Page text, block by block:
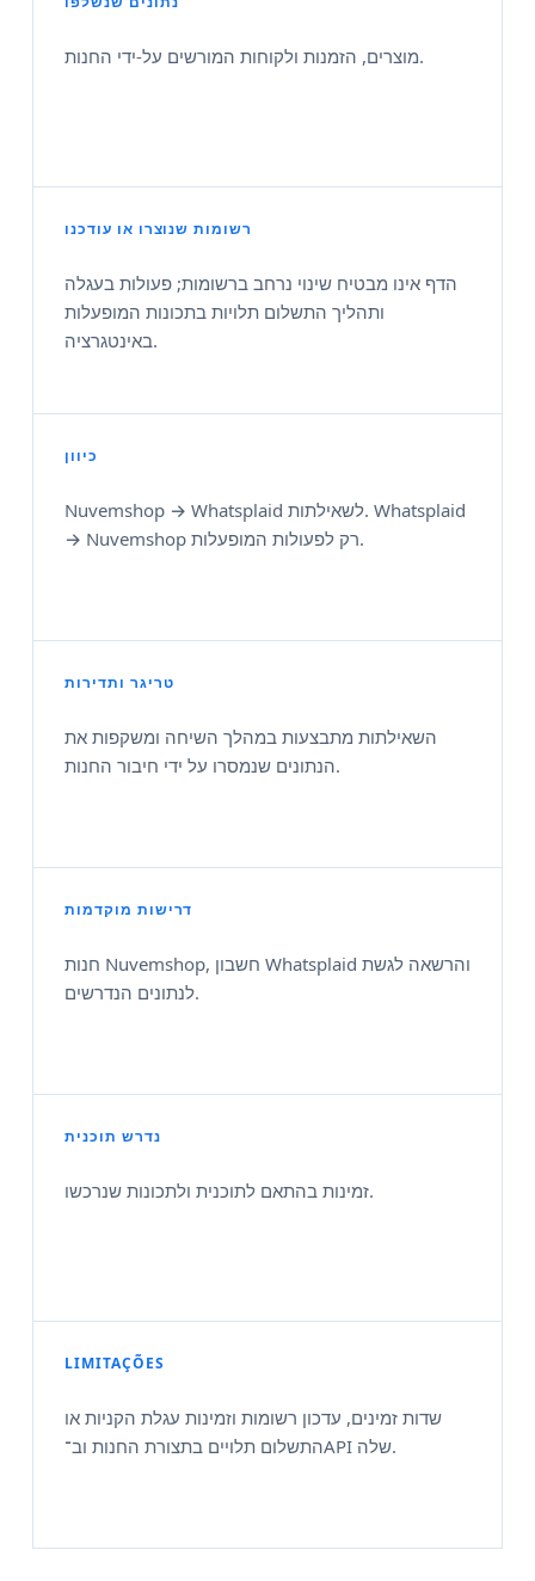
מוצרים, הזמנות ולקוחות המורשים על‑ידי החנות.
רשומות שנוצרו או עודכנו
הדף אינו מבטיח שינוי נרחב ברשומות; פעולות בעגלה
ותהליך התשלום תלויות בתכונות המופעלות
באינטגרציה.
כיוון
Nuvemshop → Whatsplaid לשאילתות. Whatsplaid
→ Nuvemshop רק לפעולות המופעלות.
טריגר ותדירות
השאילתות מתבצעות במהלך השיחה ומשקפות את
הנתונים שנמסרו על ידי חיבור החנות.
דרישות מוקדמות
חנות Nuvemshop, חשבון Whatsplaid והרשאה לגשת
לנתונים הנדרשים.
נדרש תוכנית
זמינות בהתאם לתוכנית ולתכונות שנרכשו.
LIMITAÇÕES
שדות זמינים, עדכון רשומות וזמינות עגלת הקניות או
התשלום תלויים בתצורת החנות וב־API שלה.